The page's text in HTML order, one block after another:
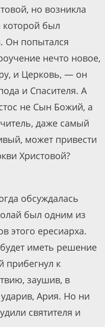
но возникла
был
Он попытался
нечто новое,
и Церковь, — он
и Спасителя. А
не Сын Божий, а
даже самый
может привести
Христовой?
обсуждалась
был одним из
этого ересиарха.
иметь решение
прибегнул к
заушив, в
Ария. Но ни
святителя и